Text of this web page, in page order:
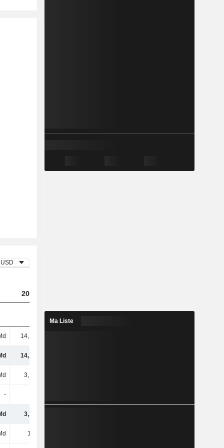
USD
2023
14,19 Md
14,19 Md
3,15 Md
-
3,15 Md
1,9 Md
Ma Liste